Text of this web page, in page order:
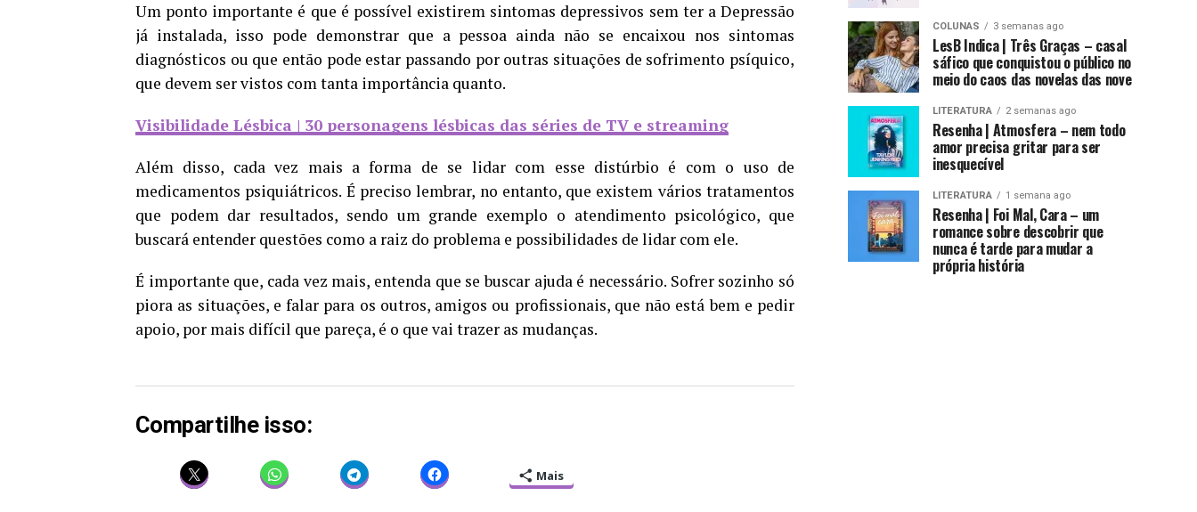
Um ponto importante é que é possível existirem sintomas depressivos sem ter a Depressão
já instalada, isso pode demonstrar que a pessoa ainda não se encaixou nos sintomas
diagnósticos ou que então pode estar passando por outras situações de sofrimento psíquico,
que devem ser vistos com tanta importância quanto.
Visibilidade Lésbica | 30 personagens lésbicas das séries de TV e streaming
Além disso, cada vez mais a forma de se lidar com esse distúrbio é com o uso de
medicamentos psiquiátricos. É preciso lembrar, no entanto, que existem vários tratamentos
que podem dar resultados, sendo um grande exemplo o atendimento psicológico, que
buscará entender questões como a raiz do problema e possibilidades de lidar com ele.
É importante que, cada vez mais, entenda que se buscar ajuda é necessário. Sofrer sozinho só
piora as situações, e falar para os outros, amigos ou profissionais, que não está bem e pedir
apoio, por mais difícil que pareça, é o que vai trazer as mudanças.
Compartilhe isso:
Mais
COLUNAS 3 semanas ago
LesB Indica | Três Graças – casal
sáfico que conquistou o público no
meio do caos das novelas das nove
LITERATURA 2 semanas ago
Resenha | Atmosfera – nem todo
amor precisa gritar para ser
inesquecível
LITERATURA 1 semana ago
Resenha | Foi Mal, Cara – um
romance sobre descobrir que
nunca é tarde para mudar a
própria história